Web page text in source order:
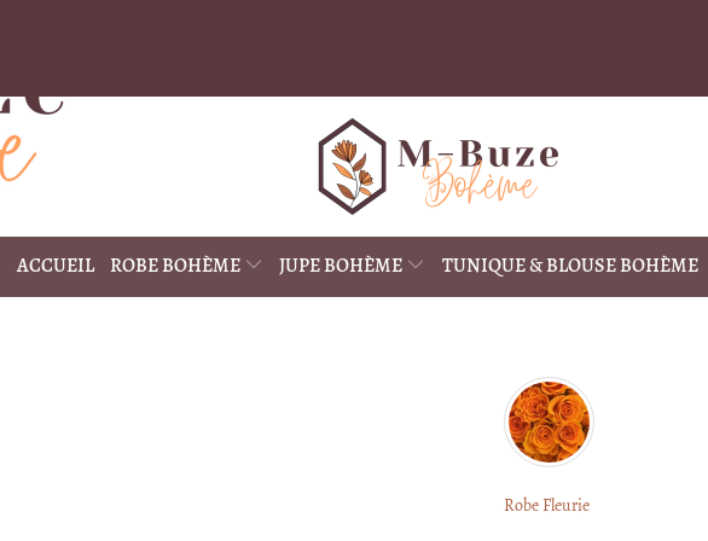
ACCUEIL ROBE BOHÈME JUPE BOHÈME TUNIQUE & BLOUSE BOHÈME
Robe Fleurie